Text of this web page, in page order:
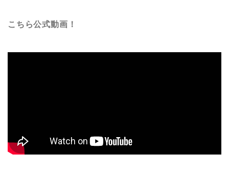
こちら公式動画！